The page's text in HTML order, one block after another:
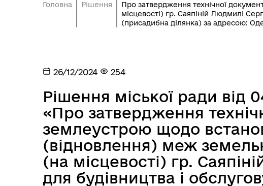
Головна Рішення
Про затвердження технічної
місцевості) гр. Саяпіній Людмилі
(присадибна ділянка) за адресою:
26/12/2024 254
Рішення міської ради від
«Про затвердження
землеустрою щодо
(відновлення) меж
(на місцевості) гр.
для будівництва і